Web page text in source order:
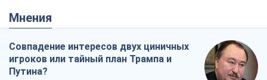
Мнения
Совпадение интересов двух циничных
игроков или тайный план Трампа и
Путина?